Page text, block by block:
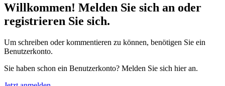
Willkommen! Melden Sie sich an oder
registrieren Sie sich.
Um schreiben oder kommentieren zu können, benötigen Sie ein
Benutzerkonto.
Sie haben schon ein Benutzerkonto? Melden Sie sich hier an.